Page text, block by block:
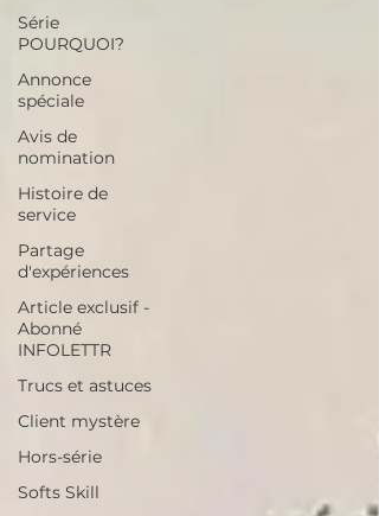
Série
POURQUOI?
Annonce
spéciale
Avis de
nomination
Histoire de
service
Partage
d'expériences
Article exclusif -
Abonné
INFOLETTR
Trucs et astuces
Client mystère
Hors-série
Softs Skill